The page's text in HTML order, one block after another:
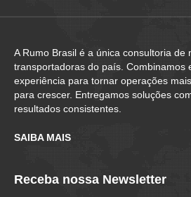
A Rumo Brasil é a única consultoria de
transportadoras do país. Combinamos
experiência para tornar operações
para crescer. Entregamos soluções
resultados consistentes.
SAIBA MAIS
Receba nossa Newsletter